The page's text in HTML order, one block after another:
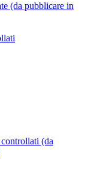
(da pubblicare in
(da